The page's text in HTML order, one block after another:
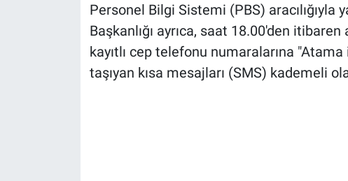
Personel Bilgi Sistemi (PBS) aracılığıyla
Başkanlığı ayrıca, saat 18.00'den
kayıtlı cep telefonu numaralarına
taşıyan kısa mesajları (SMS) kademeli